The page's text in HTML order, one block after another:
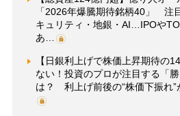
「2026年爆騰期待銘柄40」 注
キュリティ・地銀・AI…IPOや
あ…
【日銀利上げで株価上昇期待の
ない！投資のプロが注目する「
は？ 利上げ前後の“株価下振れ”